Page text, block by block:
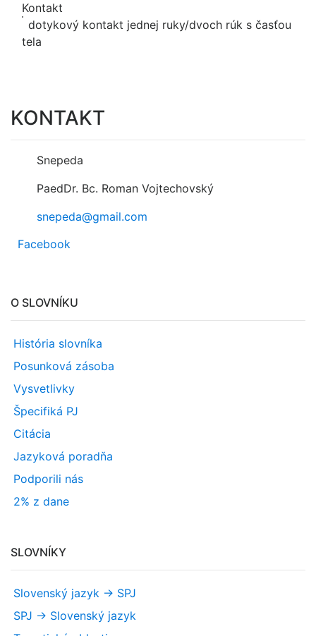
Kontakt
dotykový kontakt jednej ruky/dvoch rúk s časťou
tela
KONTAKT
Snepeda
PaedDr. Bc. Roman Vojtechovský
snepeda@gmail.com
Facebook
O SLOVNÍKU
História slovníka
Posunková zásoba
Vysvetlivky
Špecifiká PJ
Citácia
Jazyková poradňa
Podporili nás
2% z dane
SLOVNÍKY
Slovenský jazyk -> SPJ
SPJ -> Slovenský jazyk